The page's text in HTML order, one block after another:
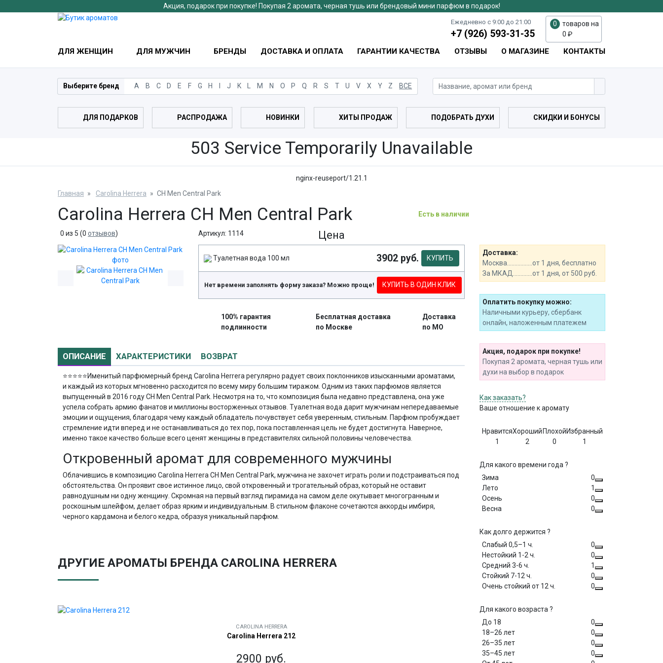
Акция, подарок при покупке! Покупая 2 аромата, черная тушь или брендовый мини парфюм в подарок!
Ежедневно с 9:00 до 21:00
+7 (926) 593-31-35
0
товаров на
0 ₽
ДЛЯ ЖЕНЩИН ДЛЯ МУЖЧИН БРЕНДЫ ДОСТАВКА И ОПЛАТА ГАРАНТИИ КАЧЕСТВА ОТЗЫВЫ О МАГАЗИНЕ КОНТАКТЫ
Выберите бренд A B C D E F G H J K L M N O P Q R S T U V X Y Z ВСЕ
ДЛЯ ПОДАРКОВ РАСПРОДАЖА НОВИНКИ ХИТЫ ПРОДАЖ ПОДОБРАТЬ ДУХИ СКИДКИ И БОНУСЫ
503 Service Temporarily Unavailable
nginx-reuseport/1.21.1
Главная
Carolina Herrera CH Men Central Park
Carolina Herrera CH Men Central Park Есть в наличии
0 из 5 (0 отзывов) Артикул: 1114 Цена
Туалетная вода 100 мл 3902 руб. КУПИТЬ
Нет времени заполнять форму заказа? Можно проще! КУПИТЬ В ОДИН КЛИК
100% гарантия
подлинности
Бесплатная доставка
по Москве
Доставка
по МО
ОПИСАНИЕ ХАРАКТЕРИСТИКИ ВОЗВРАТ
⭐⭐⭐⭐⭐Именитый парфюмерный бренд Carolina Herrera регулярно радует своих поклонников изысканными ароматами,
и каждый из которых мгновенно расходится по всему миру большим тиражом. Одним из таких парфюмов является
выпущенный в 2016 году CH Men Central Park. Несмотря на то, что композиция была недавно представлена, она уже
успела собрать армию фанатов и миллионы восторженных отзывов. Туалетная вода дарит мужчинам непередаваемые
эмоции и ощущения, благодаря чему каждый обладатель почувствует себя уверенным, стильным. Парфюм пробуждает
стремление идти вперед и не останавливаться до тех пор, пока поставленная цель не будет достигнута. Наверное,
именно такое качество больше всего ценят женщины в представителях сильной половины человечества.
Откровенный аромат для современного мужчины
Облачившись в композицию Carolina Herrera CH Men Central Park, мужчина не захочет играть роли и подстраиваться под
обстоятельства. Он проявит свое истинное лицо, свой откровенный и трогательный образ, который не оставит
равнодушным ни одну женщину. Скромная на первый взгляд пирамида на самом деле окутывает многогранным и
роскошным шлейфом, делает образ ярким и индивидуальным. В стильном флаконе сочетаются аккорды имбиря,
черного кардамона и белого кедра, образуя уникальный парфюм.
Доставка:
Москва.................от 1 дня, бесплатно
За МКАД.............от 1 дня, от 500 руб.
Оплатить покупку можно:
Наличными курьеру, сбербанк
онлайн, наложенным платежем
Акция, подарок при покупке!
Покупая 2 аромата, черная тушь или
духи на выбор в подарок
Как заказать?
Ваше отношение к аромату
Нравится
1
Хороший
2
Плохой
0
Избранный
1
Для какого времени года ?
Зима
0
Лето
1
Осень
0
Весна
0
Как долго держится ?
Слабый 0,5–1 ч.
0
Нестойкий 1-2 ч.
0
Средний 3-6 ч.
1
Стойкий 7-12 ч.
0
Очень стойкий от 12 ч.
0
Для какого возраста ?
До 18
0
18–26 лет
0
26–35 лет
0
35–45 лет
0
ДРУГИЕ АРОМАТЫ БРЕНДА CAROLINA HERRERA
CAROLINA HERRERA
Carolina Herrera 212
2900 руб.